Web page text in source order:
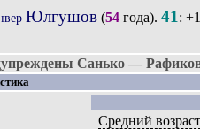
Юлгушов(54года). 41 :
Санько —
Средний возраст